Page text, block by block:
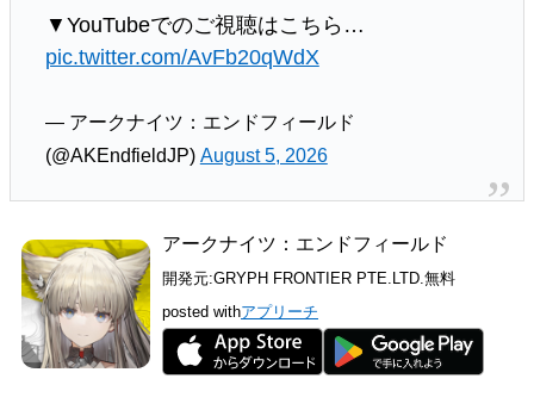
▼YouTubeでのご視聴はこちら…
pic.twitter.com/AvFb20qWdX
— アークナイツ：エンドフィールド
(@AKEndfieldJP) August 5, 2026
アークナイツ：エンドフィールド
開発元:GRYPH FRONTIER PTE.LTD.無料
posted withアプリーチ